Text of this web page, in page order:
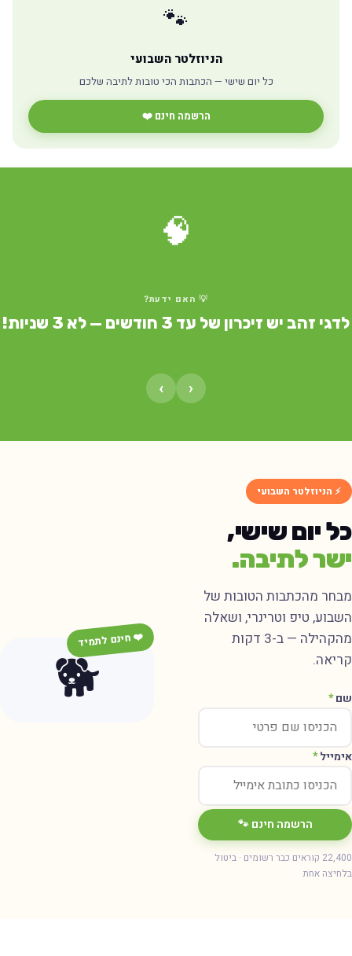
🐾
הניוזלטר השבועי
כל יום שישי — הכתבות הכי טובות לתיבה שלכם
הרשמה חינם ❤️
🧠
💡 האם ידעת?
זהב יש זיכרון של עד 3 חודשים — לא 3 שניות!
⚡ הניוזלטר השבועי
יום שישי,
לתיבה.
מהכתבות הטובות של
טיפ וטרינרי, ושאלה
מהקהילה — ב-3 דקות
*
*
הרשמה חינם 🐾
22,400 קוראים כבר רשומים · ביטול
אחת
🐕
❤️ חינם לתמיד